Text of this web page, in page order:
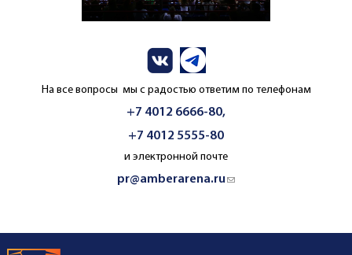
На все вопросы мы с радостью ответим по телефонам
+7 4012 6666-80,
+7 4012 5555-80
и электронной почте
pr@amberarena.ru(link sends e-mail)